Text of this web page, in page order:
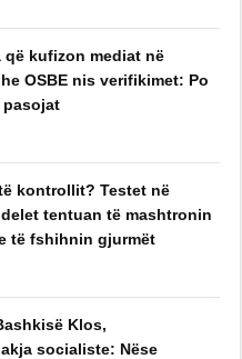
që kufizon mediat në
OSBE nis verifikimet: Po
pasojat
kontrollit? Testet në
tentuan të mashtronin
të fshihnin gjurmët
Klos,
socialiste: Nëse